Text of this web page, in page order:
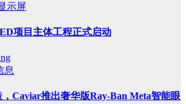
示屏
项目主体工程正式启动
息
Caviar推出奢华版Ray-Ban Meta智能眼